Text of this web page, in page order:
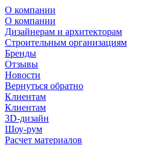
О компании
О компании
Дизайнерам и архитекторам
Строительным организациям
Бренды
Отзывы
Новости
Вернуться обратно
Клиентам
Клиентам
3D-дизайн
Шоу-рум
Расчет материалов